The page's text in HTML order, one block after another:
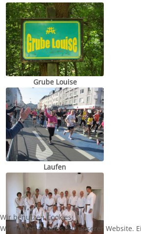
Grube Louise
Laufen
Wir benutzen Cookies
Wir nutzen Cookies auf unserer Website.